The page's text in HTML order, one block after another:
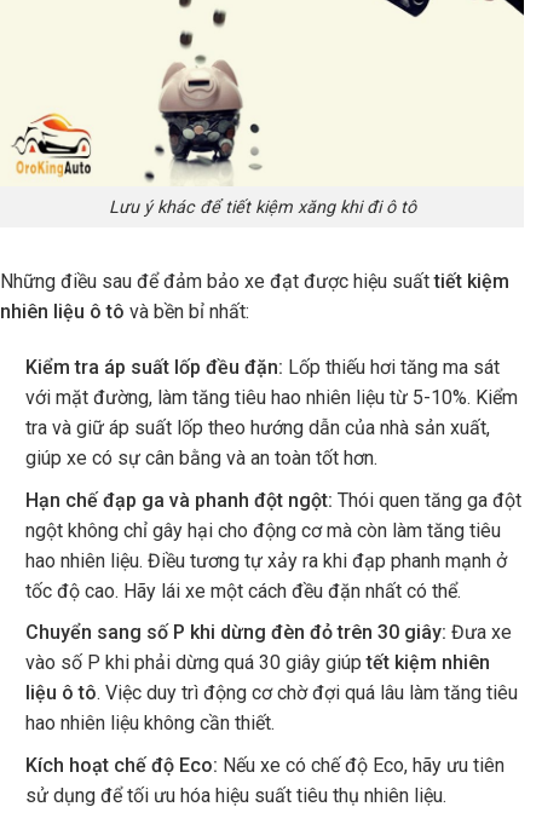
Lưu ý khác để tiết kiệm xăng khi đi ô tô
Những điều sau để đảm bảo xe đạt được hiệu suấttiết kiệm
nhiên liệu ô tô và bền bỉ nhất:
Kiểm tra áp suất lốp đều đặn: Lốp thiếu hơi tăng ma sát
với mặt đường, làm tăng tiêu hao nhiên liệu từ 5-10%. Kiểm
tra và giữ áp suất lốp theo hướng dẫn của nhà sản xuất,
giúp xe có sự cân bằng và an toàn tốt hơn.
Hạn chế đạp ga và phanh đột ngột: Thói quen tăng ga đột
ngột không chỉ gây hại cho động cơ mà còn làm tăng tiêu
hao nhiên liệu. Điều tương tự xảy ra khi đạp phanh mạnh ở
tốc độ cao. Hãy lái xe một cách đều đặn nhất có thể.
Chuyển sang số P khi dừng đèn đỏ trên 30 giây: Đưa xe
vào số P khi phải dừng quá 30 giây giúptết kiệm nhiên
liệu ô tô. Việc duy trì động cơ chờ đợi quá lâu làm tăng tiêu
hao nhiên liệu không cần thiết.
Kích hoạt chế độ Eco: Nếu xe có chế độ Eco, hãy ưu tiên
sử dụng để tối ưu hóa hiệu suất tiêu thụ nhiên liệu.